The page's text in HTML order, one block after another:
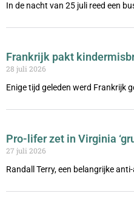
In de nacht van 25 juli reed een
Frankrijk pakt
28 juli 2026
Enige tijd geleden werd Frankrijk
Pro-lifer zet in Virginia
27 juli 2026
Randall Terry, een belangrijke